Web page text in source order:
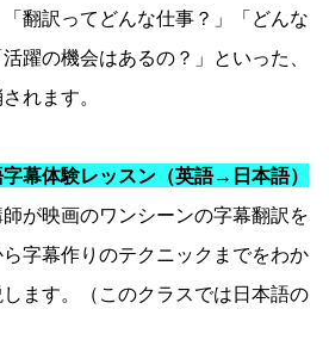
翻訳ってどんな仕事？」「どんな
躍の機会はあるの？」といった、
れます。
幕体験レッスン（英語→日本語）
が映画のワンシーンの字幕翻訳を
字幕作りのテクニックまでをわか
ます。（このクラスでは日本語の